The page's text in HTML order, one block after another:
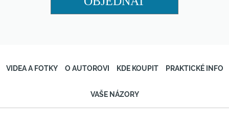
VIDEA A FOTKY O AUTOROVI KDE KOUPIT PRAKTICKÉ INFO
VAŠE NÁZORY